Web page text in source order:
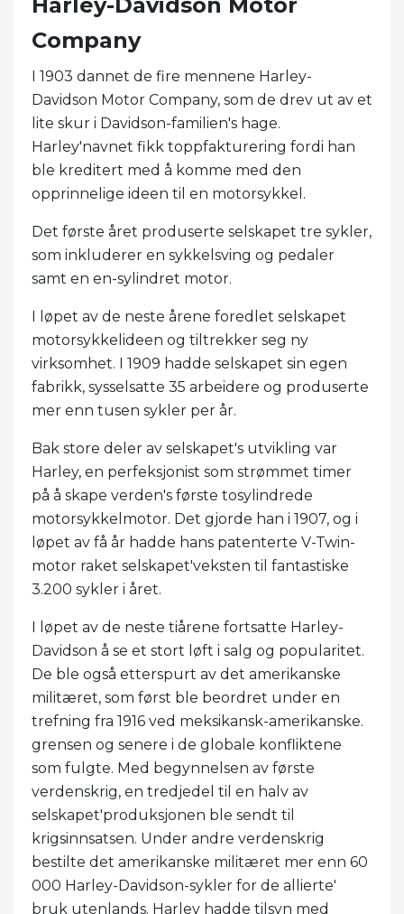
Company
I 1903 dannet de fire mennene Harley-
Davidson Motor Company, som de drev ut av et
lite skur i Davidson-familien's hage.
Harley'navnet fikk toppfakturering fordi han
ble kreditert med å komme med den
opprinnelige ideen til en motorsykkel.
Det første året produserte selskapet tre sykler,
som inkluderer en sykkelsving og pedaler
samt en en-sylindret motor.
I løpet av de neste årene foredlet selskapet
motorsykkelideen og tiltrekker seg ny
virksomhet. I 1909 hadde selskapet sin egen
fabrikk, sysselsatte 35 arbeidere og produserte
mer enn tusen sykler per år.
Bak store deler av selskapet's utvikling var
Harley, en perfeksjonist som strømmet timer
på å skape verden's første tosylindrede
motorsykkelmotor. Det gjorde han i 1907, og i
løpet av få år hadde hans patenterte V-Twin-
motor raket selskapet'veksten til fantastiske
3.200 sykler i året.
I løpet av de neste tiårene fortsatte Harley-
Davidson å se et stort løft i salg og popularitet.
De ble også etterspurt av det amerikanske
militæret, som først ble beordret under en
trefning fra 1916 ved meksikansk-amerikanske.
grensen og senere i de globale konfliktene
som fulgte. Med begynnelsen av første
verdenskrig, en tredjedel til en halv av
selskapet'produksjonen ble sendt til
krigsinnsatsen. Under andre verdenskrig
bestilte det amerikanske militæret mer enn 60
000 Harley-Davidson-sykler for de allierte'
bruk utenlands. Harley hadde tilsyn med